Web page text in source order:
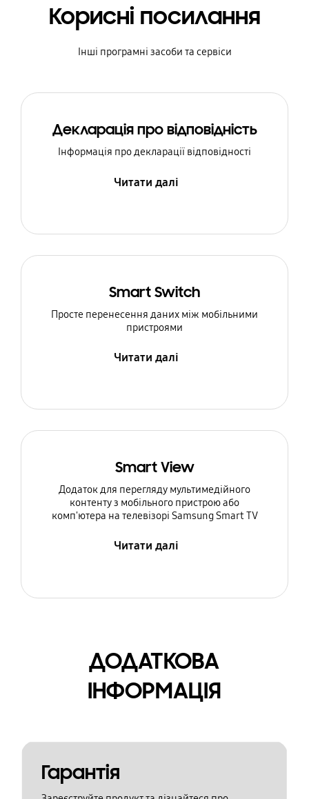
Корисні посилання
Інші програмні засоби та сервіси
Декларація про відповідність
Інформація про декларації відповідності
Читати далі
Smart Switch
Просте перенесення даних між мобільними
пристроями
Читати далі
Smart View
Додаток для перегляду мультимедійного
контенту з мобільного пристрою або
комп'ютера на телевізорі Samsung Smart TV
Читати далі
ДОДАТКОВА
ІНФОРМАЦІЯ
Гарантія